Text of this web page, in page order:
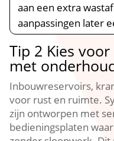
aan een extra
aanpassingen later
Tip 2 Kies
met
Inbouwreservoirs,
voor rust en ruimte.​
zijn ontworpen met
bedieningsplaten